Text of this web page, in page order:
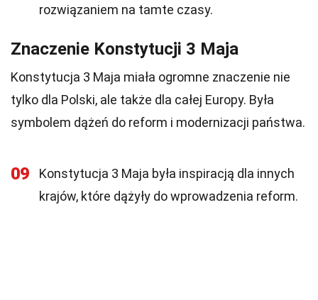
rozwiązaniem na tamte czasy.
Znaczenie Konstytucji 3 Maja
Konstytucja 3 Maja miała ogromne znaczenie nie
tylko dla Polski, ale także dla całej Europy. Była
symbolem dążeń do reform i modernizacji państwa.
09
Konstytucja 3 Maja była inspiracją dla innych
krajów, które dążyły do wprowadzenia reform.